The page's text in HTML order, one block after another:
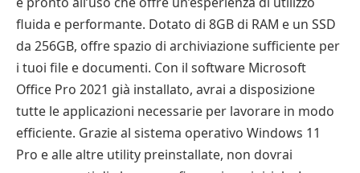
fluida e performante. Dotato di 8GB di RAM e un SSD
da 256GB, offre spazio di archiviazione sufficiente per
i tuoi file e documenti. Con il software Microsoft
Office Pro 2021 già installato, avrai a disposizione
tutte le applicazioni necessarie per lavorare in modo
efficiente. Grazie al sistema operativo Windows 11
Pro e alle altre utility preinstallate, non dovrai